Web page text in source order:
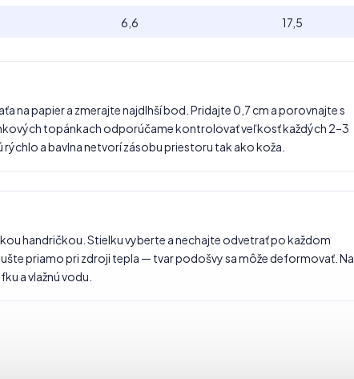
6,6 17,5
na papier a zmerajte najdlhší bod. Pridajte 0,7 cm a porovnajte s
topánkach odporúčame kontrolovať veľkosť každých 2–3
a bavlna netvorí zásobu priestoru tak ako koža.
handričkou. Stielku vyberte a nechajte odvetrať po každom
priamo pri zdroji tepla — tvar podošvy sa môže deformovať. Na
a vlažnú vodu.